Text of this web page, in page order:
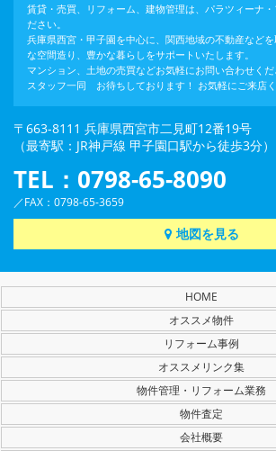
賃貸・売買、リフォーム、建物管理は、パラツィーナ・
ださい。
兵庫県西宮・甲子園を中心に、関西地域の不動産など
な空間造り、豊かな暮らしをサポートいたします。
マンション、土地の売買などお気軽にお問い合わせくだ
スタッフ一同 お待ちしております！ お気軽にご来店く
〒663-8111 兵庫県西宮市二見町12番19号
（最寄駅：JR神戸線 甲子園口駅から徒歩3分）
TEL：0798-65-8090
／FAX：0798-65-3659
地図を見る
HOME
オススメ物件
リフォーム事例
オススメリンク集
物件管理・リフォーム業務
物件査定
会社概要